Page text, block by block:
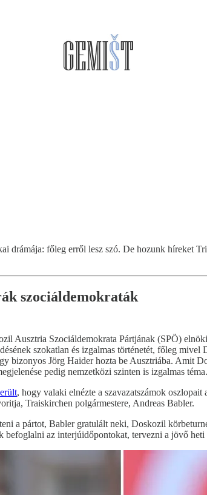
drámája: főleg erről lesz szó. De hozunk híreket
szociáldemokraták
Ausztria Szociáldemokrata Pártjának (SPÖ)
szokatlan és izgalmas történetét, főleg
bizonyos Jörg Haider hozta be Ausztriába. Amit
pedig nemzetközi szinten is izgalmas téma.
, hogy valaki elnézte a szavazatszámok
Traiskirchen polgármestere, Andreas Babler.
a pártot, Babler gratulált neki, Doskozil
az interjúidőpontokat, tervezni a jövő